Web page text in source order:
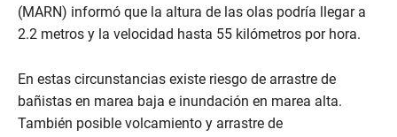
(MARN) informó que la altura de las olas podría llegar a
2.2 metros y la velocidad hasta 55 kilómetros por hora.
En estas circunstancias existe riesgo de arrastre de
bañistas en marea baja e inundación en marea alta.
También posible volcamiento y arrastre de